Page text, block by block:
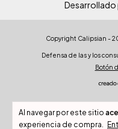
Al navegar por este sitio
experiencia de compra.
Desarrollado
Copyright Calipsian -
Defensa de las y los
Botón